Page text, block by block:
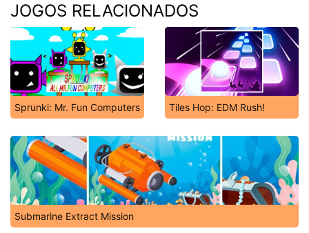
JOGOS RELACIONADOS
Sprunki: Mr. Fun Computers Tiles Hop: EDM Rush!
Submarine Extract Mission